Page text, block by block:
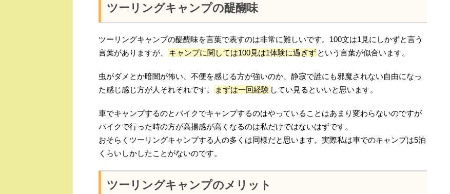
ツーリングキャンプの醍醐味
ツーリングキャンプの醍醐味を言葉で表すのは非常に難しいです。100文は1見にしかずと言う
言葉がありますが、
キャンプに関しては100見は1体験に過ぎず という言葉が似合います。
虫がダメとか暗闇が怖い、不便を感じる方が強いのか、静寂で誰にも邪魔されない自由になっ
た感じ感じ方が人それぞれです。
まずは一回経験 してい見るといいと思います。
車でキャンプするのとバイクでキャンプするのはやっていることはあまり変わらないのですが
バイクで行った時の方が高揚感が高くなるのは私だけではないはずです。
おそらくツーリングキャンプする人の多くは同様だと思います。実際私は車でのキャンプは5泊
くらいしかしたことがないのです。
ツーリングキャンプのメリット